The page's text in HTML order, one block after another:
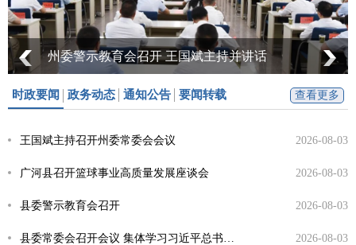
州委警示教育会召开 王国斌主持并讲话
查看更多
时政要闻 政务动态 通知公告 要闻转载
王国斌主持召开州委常委会会议 2026-08-03
广河县召开篮球事业高质量发展座谈会 2026-08-03
县委警示教育会召开 2026-08-03
2026-08-03